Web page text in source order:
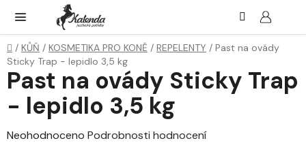
obsah
Domů
/ KŮŇ / KOSMETIKA PRO KONĚ / REPELENTY / Past na ovády
Sticky Trap - lepidlo 3,5 kg
Past na ovády Sticky Trap
- lepidlo 3,5 kg
Průměrné
Neohodnoceno Podrobnosti hodnocení